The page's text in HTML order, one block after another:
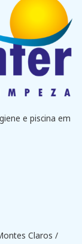
e piscina em
Claros /